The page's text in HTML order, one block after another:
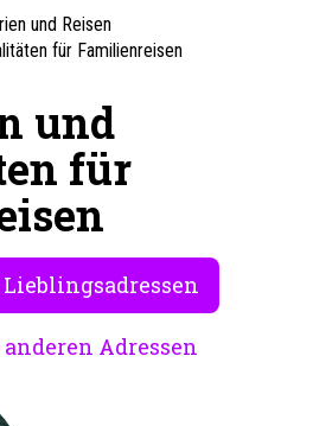
und Reisen
für Familienreisen
und
für
Lieblingsadressen
anderen Adressen